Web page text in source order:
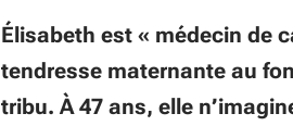
Élisabeth est « médecin de
tendresse maternante au
tribu. À 47 ans, elle